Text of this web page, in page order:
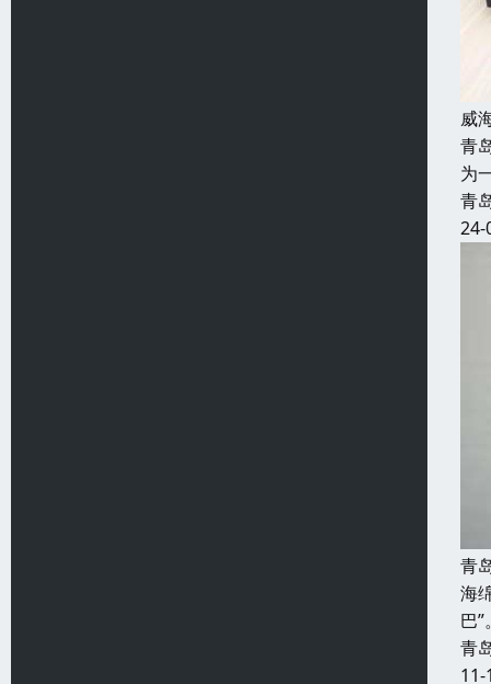
威
青
为
青
24-
青
海
巴
青
11-